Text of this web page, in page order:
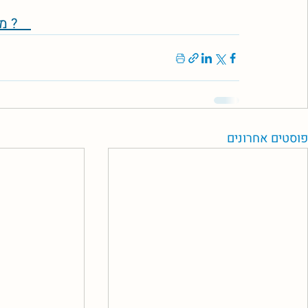
/think-twice-censorship מה הם לא רוצים שתדע ?
פוסטים אחרונים